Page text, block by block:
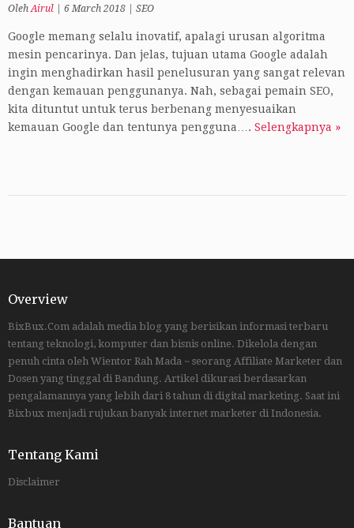
OlehAirul 6 March 2018 SEO
Google memang selalu inovatif, apalagi urusan algoritma
mesin pencarinya. Dan jelas, tujuan utama Google adalah
ingin menghadirkan hasil penelusuran yang sangat relevan
dengan kemauan penggunanya. Nah, sebagai pemain SEO,
kita dituntut untuk terus berbenang menyesuaikan
kemauan Google dan tentunya pengguna…. Selengkapnya »
Overview
BixBux.Com adalah media blog yang berisikan informasi terbaru
tentang teknologi, komputer dan bisnis online. Dikelola dengan
penuh cinta oleh Wientor Rah Mada ~ seorang Affiliate Marketer dan
Dosen yang tinggal di Bandung. Artikel dikurasi berdasarkan
pengalamannya yang lebih dari 8 tahun di digital marketing. Saat ini
Bixbux menjadi rujukan banyak internet marketer di Indonesia.
Tentang Kami
Disclaimer
Bantuan